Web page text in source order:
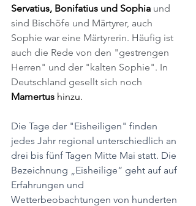
Servatius, Bonifatius und Sophia und
sind Bischöfe und Märtyrer, auch
Sophie war eine Märtyrerin. Häufig ist
auch die Rede von den "gestrengen
Herren" und der "kalten Sophie". In
Deutschland gesellt sich noch
Mamertus hinzu.
Die Tage der "Eisheiligen" finden
jedes Jahr regional unterschiedlich an
drei bis fünf Tagen Mitte Mai statt. Die
Bezeichnung „Eisheilige“ geht auf auf
Erfahrungen und
Wetterbeobachtungen von hunderten